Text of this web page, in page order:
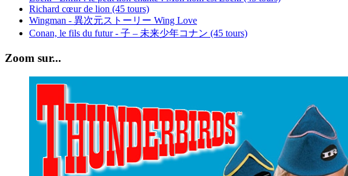
Richard cœur de lion (45 tours)
Wingman - 異次元ストーリー Wing Love
Conan, le fils du futur - 子 – 未来少年コナン (45 tours)
Zoom sur...